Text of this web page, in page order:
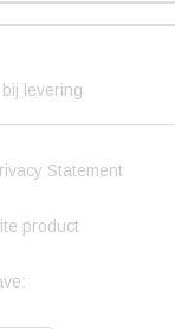
bij levering
Statement
product